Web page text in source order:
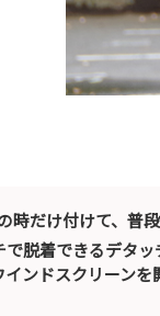
時だけ付けて、普
脱着できるデタ
ンドスクリーンを